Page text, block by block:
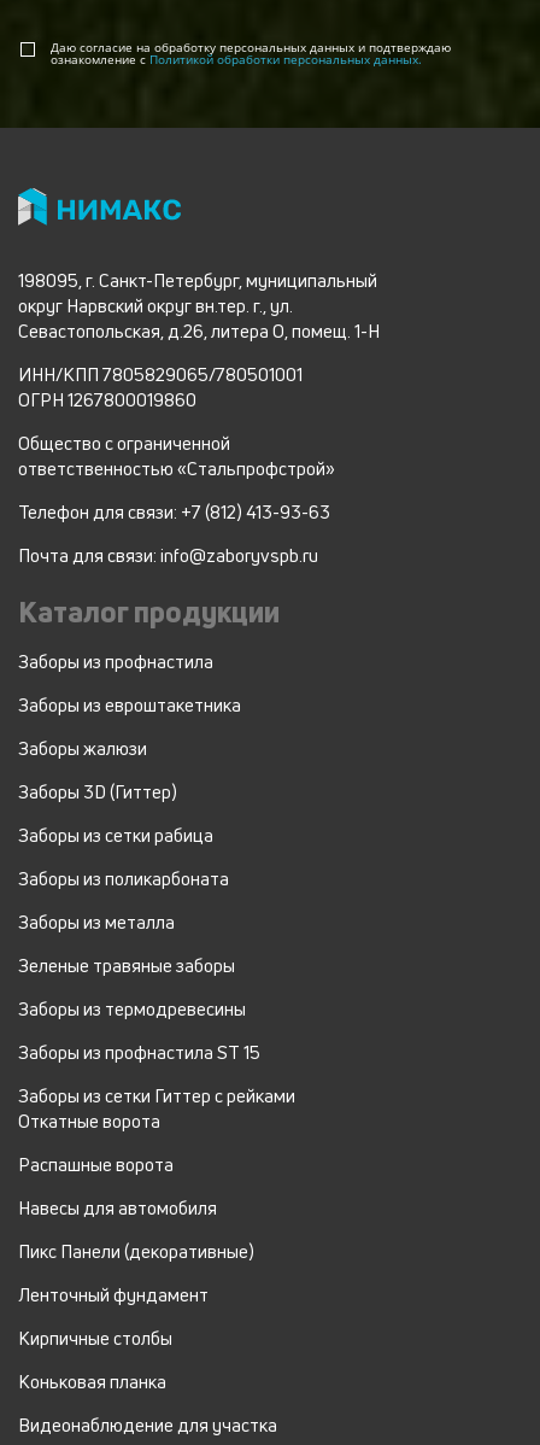
Даю согласие на обработку персональных данных и подтверждаю
ознакомление с Политикой обработки персональных данных.
198095, г. Санкт-Петербург, муниципальный
округ Нарвский округ вн.тер. г., ул.
Севастопольская, д.26, литера О, помещ. 1-Н
ИНН/КПП 7805829065/780501001
ОГРН 1267800019860
Общество с ограниченной
ответственностью «Стальпрофстрой»
Телефон для связи: +7 (812) 413-93-63
Почта для связи: info@zaboryvspb.ru
Каталог продукции
Заборы из профнастила
Заборы из евроштакетника
Заборы жалюзи
Заборы 3D (Гиттер)
Заборы из сетки рабица
Заборы из поликарбоната
Заборы из металла
Зеленые травяные заборы
Заборы из термодревесины
Заборы из профнастила ST 15
Заборы из сетки Гиттер с рейками
Откатные ворота
Распашные ворота
Навесы для автомобиля
Пикс Панели (декоративные)
Ленточный фундамент
Кирпичные столбы
Коньковая планка
Видеонаблюдение для участка